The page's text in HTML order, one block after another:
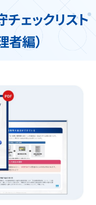
ェックリスト
者編）